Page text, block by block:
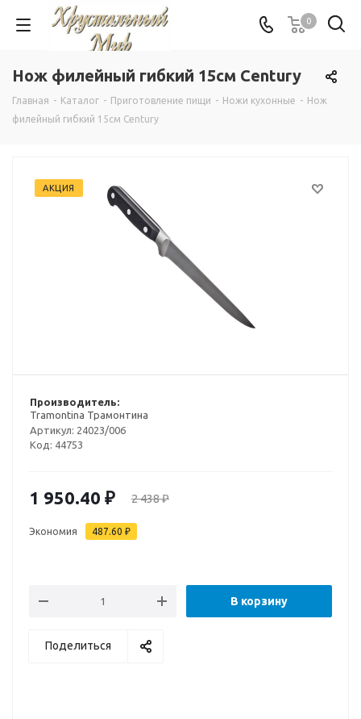
0
Нож филейный гибкий 15см Century
Главная - Каталог - Приготовление пищи - Ножи кухонные - Нож
филейный гибкий 15см Century
АКЦИЯ
Производитель:
Tramontina Трамонтина
Артикул: 24023/006
Код: 44753
1 950.40 ₽ 2 438₽
Экономия 487.60 ₽
В корзину
Поделиться